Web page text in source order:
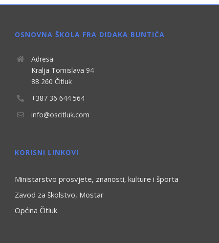
OSNOVNA ŠKOLA FRA DIDAKA BUNTIĆA
Adresa:
Kralja Tomislava 94
88 260 Čitluk
+387 36 644 564
info@oscitluk.com
KORISNI LINKOVI
Ministarstvo prosvjete, znanosti, kulture i športa
Zavod za školstvo, Mostar
Općina Čitluk